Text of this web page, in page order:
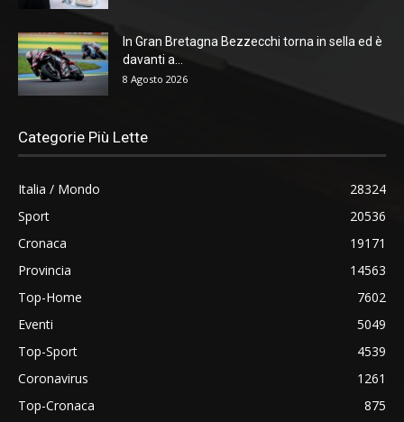
In Gran Bretagna Bezzecchi torna in sella ed è
davanti a...
8 Agosto 2026
Categorie Più Lette
Italia / Mondo
28324
Sport
20536
Cronaca
19171
Provincia
14563
Top-Home
7602
Eventi
5049
Top-Sport
4539
Coronavirus
1261
Top-Cronaca
875